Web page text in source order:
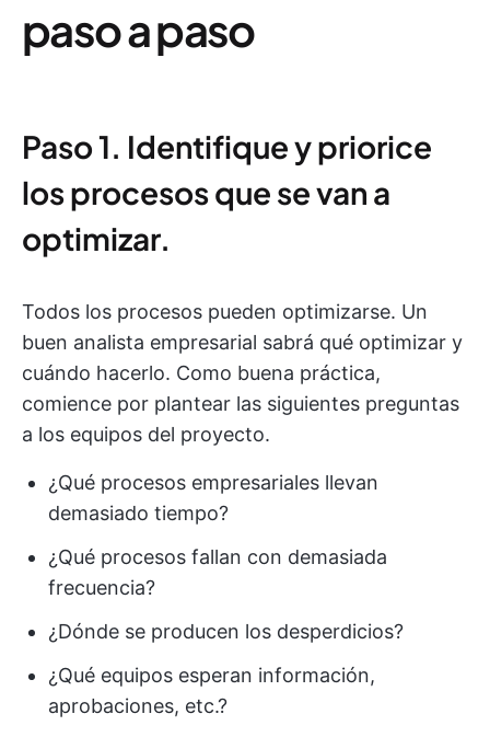
paso a paso
Paso 1. Identifique y priorice
los procesos que se van a
optimizar.
Todos los procesos pueden optimizarse. Un
buen analista empresarial sabrá qué optimizar y
cuándo hacerlo. Como buena práctica,
comience por plantear las siguientes preguntas
a los equipos del proyecto.
¿Qué procesos empresariales llevan
demasiado tiempo?
¿Qué procesos fallan con demasiada
frecuencia?
¿Dónde se producen los desperdicios?
¿Qué equipos esperan información,
aprobaciones, etc.?